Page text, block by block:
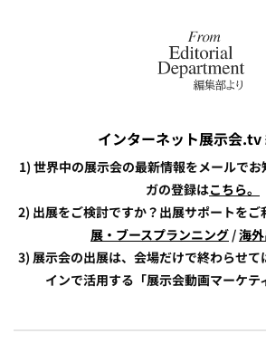
インターネット展示会.tv
1) 世界中の展示会の最新情報をメールで
ガの登録はこちら。
2) 出展をご検討ですか？出展サポートをご
展・ブースプランニング /海
3) 展示会の出展は、会場だけで終わらせて
インで活用する「展示会動画マーケテ